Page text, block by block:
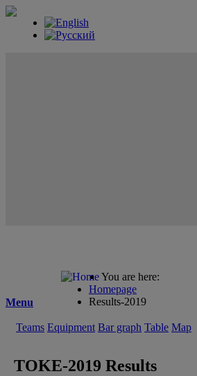
Menu
You are here:
Homepage
Results-2019
Teams Equipment Bar graph Table Map
TOKE-2019 Results